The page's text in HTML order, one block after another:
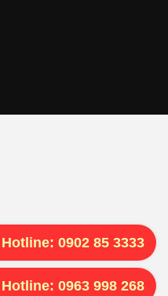
Hotline: 0902 85 3333
Hotline: 0963 998 268